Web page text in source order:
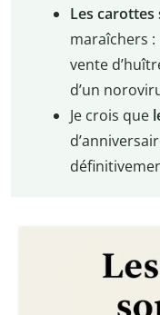
Les carottes
maraîchers
vente
d’un
Je crois que